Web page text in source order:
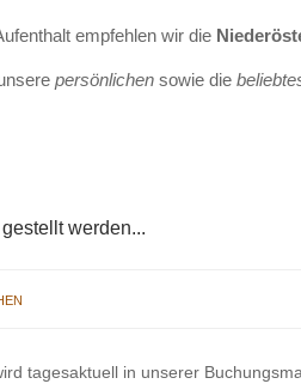
empfehlen wir die
persönlichen sowie die
werden...
tagesaktuell in unserer